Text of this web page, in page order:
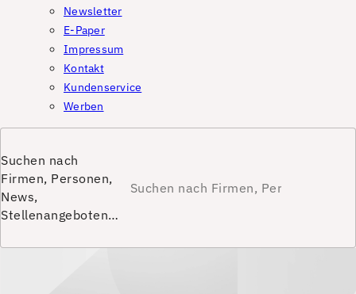
Newsletter
E-Paper
Impressum
Kontakt
Kundenservice
Werben
Suchen nach
Firmen, Personen,
News,
Stellenangeboten…